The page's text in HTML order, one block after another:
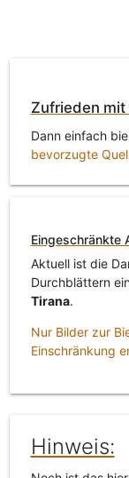
Zufrieden mit
Dann einfach
bevorzugte
Eingeschränkte
Aktuell ist die
Durchblättern
Tirana.
Nur Bilder zur
Einschränkung
Hinweis: